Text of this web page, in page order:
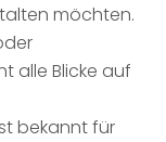
möchten.
alle Blicke auf
bekannt für